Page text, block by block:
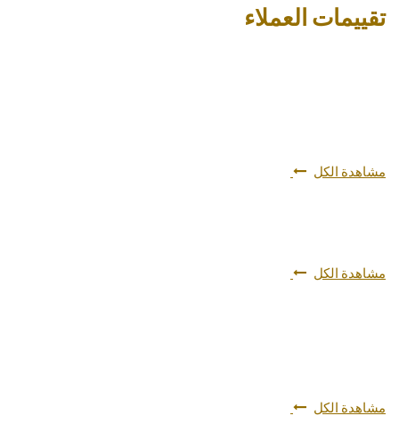
تقييمات العملاء
مشاهدة الكل
مشاهدة الكل
مشاهدة الكل